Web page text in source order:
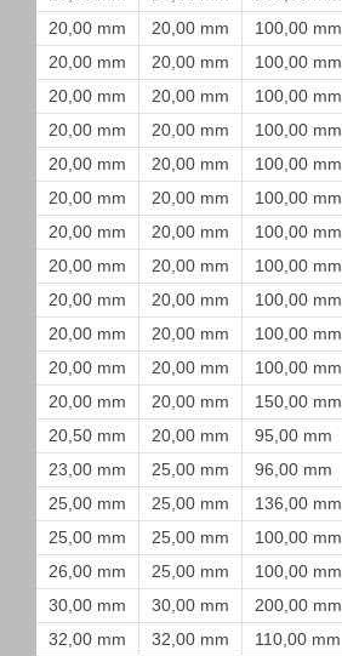
20,00 mm
20,00 mm 100,00 mm
20,00 mm
20,00 mm 100,00 mm
20,00 mm
20,00 mm 100,00 mm
20,00 mm
20,00 mm 100,00 mm
20,00 mm
20,00 mm 100,00 mm
20,00 mm
20,00 mm 100,00 mm
20,00 mm
20,00 mm 100,00 mm
20,00 mm
20,00 mm 100,00 mm
20,00 mm
20,00 mm 100,00 mm
20,00 mm
20,00 mm 100,00 mm
20,00 mm
20,00 mm 100,00 mm
20,00 mm
20,00 mm 150,00 mm
20,50 mm
20,00 mm 95,00 mm
23,00 mm
25,00 mm 96,00 mm
25,00 mm
25,00 mm 136,00 mm
25,00 mm
25,00 mm 100,00 mm
26,00 mm
25,00 mm 100,00 mm
30,00 mm
30,00 mm 200,00 mm
32,00 mm
32,00 mm 110,00 mm